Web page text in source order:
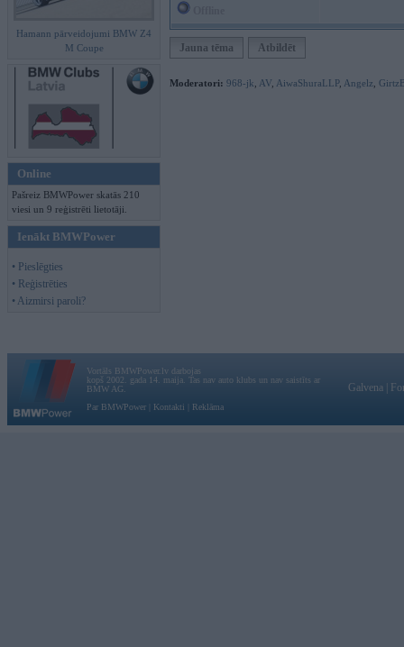
Hamann pārveidojumi BMW Z4
M Coupe
Online
Pašreiz BMWPower skatās 210
viesi un 9 reģistrēti lietotāji.
Ienākt BMWPower
• Pieslēgties
• Reģistrēties
• Aizmirsi paroli?
Jauna tēma Atbildēt
Moderatori: 968-jk AV AiwaShuraLLP, Angelz
Vortāls BMWPower.lv darbojas
kopš 2002. gada 14. maija. Tas nav auto klubs un nav saistīts ar
BMW AG.
Par BMWPower
Kontakti Reklāma
Galvena